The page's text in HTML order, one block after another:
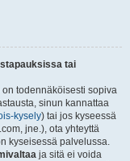
tai
on todennäköisesti sopiva
sinun kannattaa
kysely) tai jos kyseessä
jne.), ota yhteyttä
kyseisessä palvelussa.
ja sitä ei voida